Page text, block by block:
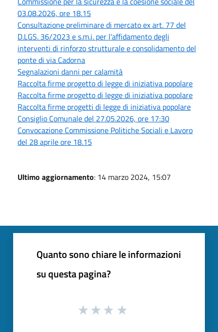
03.08.2026, ore 18.15
Consultazione preliminare di mercato ex art. 77 del
D.LGS. 36/2023 e s.m.i. per l'affidamento degli
interventi di rinforzo strutturale e consolidamento del
ponte di via Cadorna
Segnalazioni danni per calamità
Raccolta firme progetto di legge di iniziativa popolare
Raccolta firme progetto di legge di iniziativa popolare
Raccolta firme progetti di legge di iniziativa popolare
Consiglio Comunale del 27.05.2026, ore 17:30
Convocazione Commissione Politiche Sociali e Lavoro
del 28 aprile ore 18.15
Ultimo aggiornamento: 14 marzo 2024, 15:07
Quanto sono chiare le informazioni
su questa pagina?